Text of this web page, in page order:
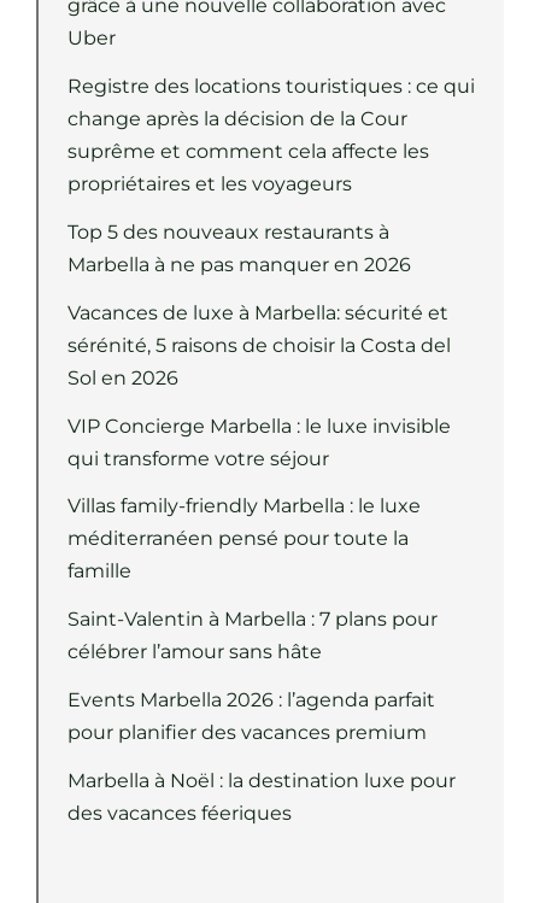
grâce à une nouvelle collaboration avec
Uber
Registre des locations touristiques : ce qui
change après la décision de la Cour
suprême et comment cela affecte les
propriétaires et les voyageurs
Top 5 des nouveaux restaurants à
Marbella à ne pas manquer en 2026
Vacances de luxe à Marbella: sécurité et
sérénité, 5 raisons de choisir la Costa del
Sol en 2026
VIP Concierge Marbella : le luxe invisible
qui transforme votre séjour
Villas family-friendly Marbella : le luxe
méditerranéen pensé pour toute la
famille
Saint-Valentin à Marbella : 7 plans pour
célébrer l’amour sans hâte
Events Marbella 2026 : l’agenda parfait
pour planifier des vacances premium
Marbella à Noël : la destination luxe pour
des vacances féeriques